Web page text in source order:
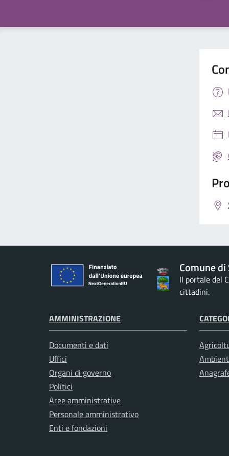
Comune
Il portale del
cittadini.
AMMINISTRAZIONE
Documenti e dati
Uffici
Organi di governo
Politici
Aree amministrative
Personale amministrativo
Enti e fondazioni